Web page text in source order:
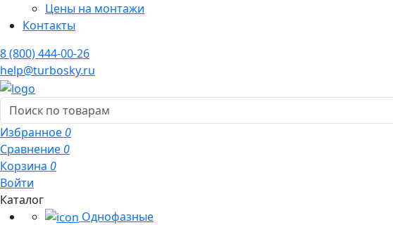
Цены на монтажи
Контакты
8 (800) 444-00-26
help@turbosky.ru
Избранное 0
Сравнение 0
Корзина 0
Войти
Каталог
Однофазные